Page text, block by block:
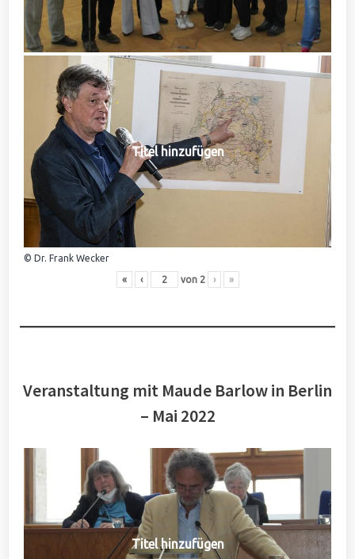
Titel hinzufügen
© Dr. Frank Wecker
« ‹ von 2 › »
Veranstaltung mit Maude Barlow in Berlin
– Mai 2022
Titel hinzufügen